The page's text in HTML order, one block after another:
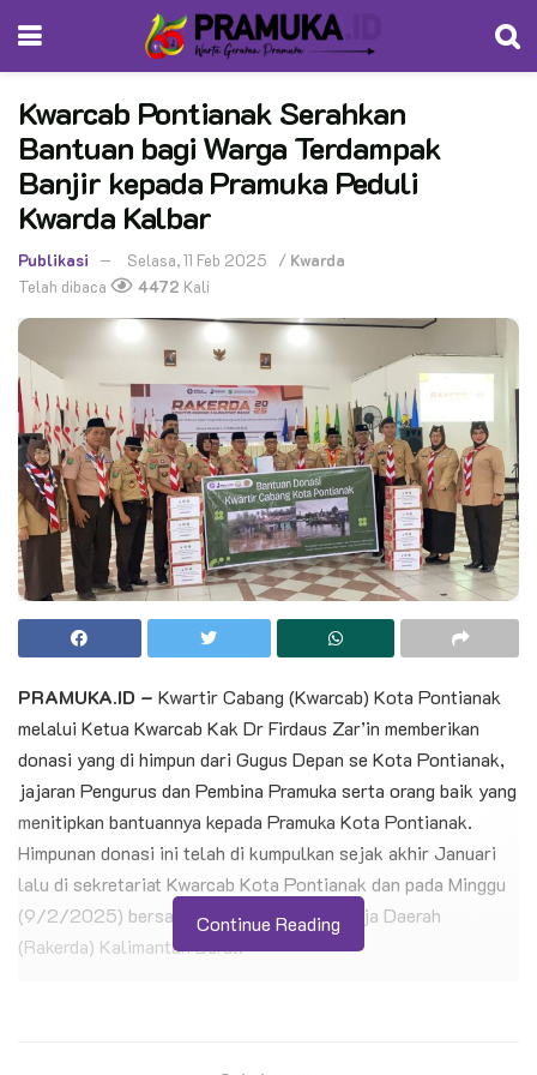
Kwarcab Pontianak Serahkan
Bantuan bagi Warga Terdampak
Banjir kepada Pramuka Peduli
Kwarda Kalbar
Publikasi Selasa, 11 Feb 2025 / Kwarda
Telah dibaca
4472 Kali
PRAMUKA.ID – Kwartir Cabang (Kwarcab) Kota Pontianak
melalui Ketua Kwarcab Kak Dr Firdaus Zar’in memberikan
donasi yang di himpun dari Gugus Depan se Kota Pontianak,
jajaran Pengurus dan Pembina Pramuka serta orang baik yang
menitipkan bantuannya kepada Pramuka Kota Pontianak.
Himpunan donasi ini telah di kumpulkan sejak akhir Januari
lalu di sekretariat Kwarcab Kota Pontianak dan pada Minggu
(9/2/2025) bersamaan dengan Rapat Kerja Daerah
(Rakerda) Kalimantan Barat.
Continue Reading